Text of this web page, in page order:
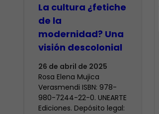
La cultura ¿fetiche
de la
modernidad? Una
visión descolonial
26 de abril de 2025
Rosa Elena Mujica
Verasmendi ISBN: 978-
980-7244-22-0. UNEARTE
Ediciones. Depósito legal: